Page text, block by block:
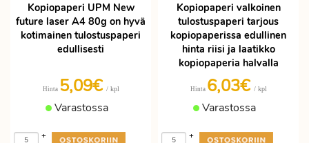
Kopiopaperi UPM New
future laser A4 80g on hyvä
kotimainen tulostuspaperi
edullisesti
Hinta 5,09€ / kpl
Varastossa
+
Kopiopaperi valkoinen
tulostuspaperi tarjous
kopiopaperissa edullinen
hinta riisi ja laatikko
kopiopaperia halvalla
Hinta 6,03€ / kpl
Varastossa
+